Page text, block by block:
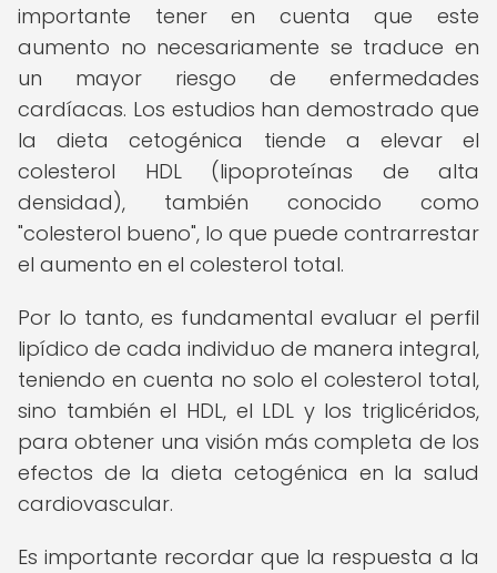
importante tener en cuenta que este
aumento no necesariamente se traduce en
un mayor riesgo de enfermedades
cardíacas. Los estudios han demostrado que
la dieta cetogénica tiende a elevar el
colesterol HDL (lipoproteínas de alta
densidad), también conocido como
"colesterol bueno", lo que puede contrarrestar
el aumento en el colesterol total.
Por lo tanto, es fundamental evaluar el perfil
lipídico de cada individuo de manera integral,
teniendo en cuenta no solo el colesterol total,
sino también el HDL, el LDL y los triglicéridos,
para obtener una visión más completa de los
efectos de la dieta cetogénica en la salud
cardiovascular.
Es importante recordar que la respuesta a la